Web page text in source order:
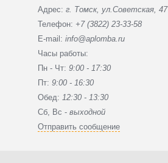
Адрес: г. Томск, ул.Советская, 47
Телефон: +7 (3822) 23-33-58
E-mail: info@aplomba.ru
Часы работы:
Пн - Чт: 9:00 - 17:30
Пт: 9:00 - 16:30
Обед: 12:30 - 13:30
Сб, Вc - выходной
Отправить сообщение